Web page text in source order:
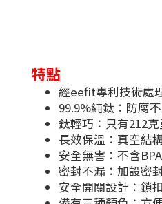
特點
經eefit專利技術處
99.9%純鈦：防腐
鈦輕巧：只有212
長效保溫：真空結
安全無害：不含
密封不漏：加設密
安全開關設計：鎖